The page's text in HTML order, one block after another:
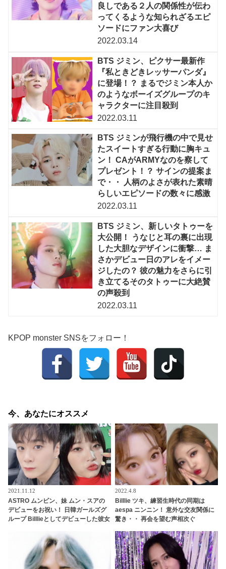
良しである２人の関係性が伝わ
ってくるような知られざるエピ
ソードにファン大喜び
2022.03.14
BTS ジミン、ピクサー最新作
『私ときどきレッサーパンダ』
に登場！？ まるでジミン本人か
のようなボーイズグループのキ
ャラクターに注目殺到
2022.03.11
BTS ジミンが飛行機の中で見せ
たスイートすぎる行動に胸キュ
ン！ CAがARMYなのを察して
プレゼント！？ サインの提案ま
で・・ 人柄のよさが表れた素晴
らしいエピソードの数々に感激
2022.03.11
BTS ジミン、新しいタトゥーを
大公開！ うなじと耳の裏に出現
した大胆なデザインに衝撃… ま
さかデビュー日のアレをイメー
ジしたの？ 彼の魅力をさらに引
き立てるそのタトゥーに大絶賛
の声殺到
2022.03.11
KPOP monster SNSをフォロー！
今、あなたにオススメ
2021.11.12
ASTRO ムンビン、妹 ムン・スアの
デビューをお祝い！ 日韓ガールズグ
ループ Billlieとしてデビューした彼女
2022.4.8
Billlie ツキ、練習生時代の同期は
aespa ニンニン！ 意外な交友関係に
驚き・・ 再会を望む声相次ぐ